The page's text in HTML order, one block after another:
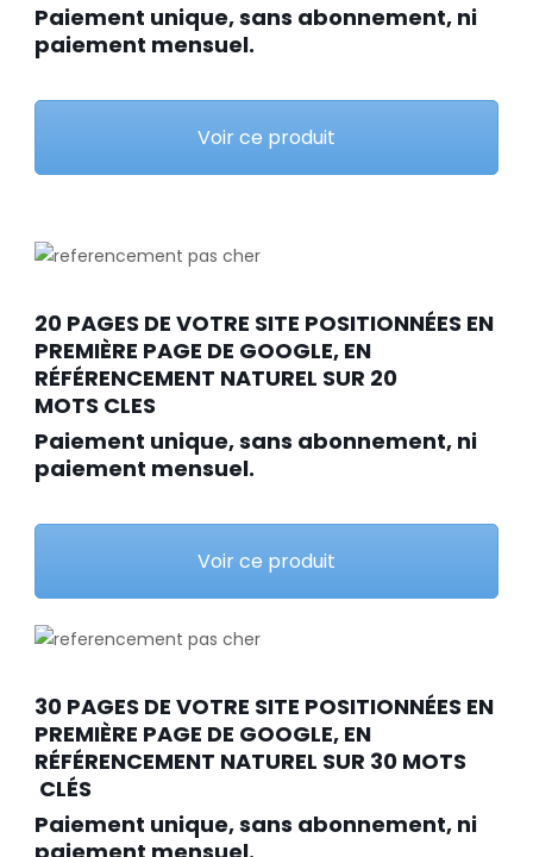
Paiement unique, sans abonnement, ni
paiement mensuel.
Voir ce produit
20 PAGES DE VOTRE SITE POSITIONNÉES EN
PREMIÈRE PAGE DE GOOGLE, EN
RÉFÉRENCEMENT NATUREL SUR 20
MOTS CLES
Paiement unique, sans abonnement, ni
paiement mensuel.
Voir ce produit
30 PAGES DE VOTRE SITE POSITIONNÉES EN
PREMIÈRE PAGE DE GOOGLE, EN
RÉFÉRENCEMENT NATUREL SUR 30 MOTS
CLÉS
Paiement unique, sans abonnement, ni